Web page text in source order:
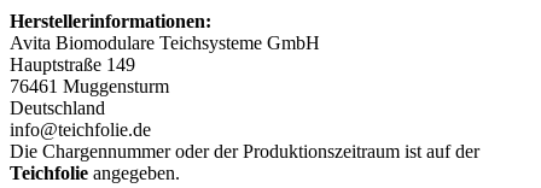
Herstellerinformationen:
Avita Biomodulare Teichsysteme GmbH
Hauptstraße 149
76461 Muggensturm
Deutschland
info@teichfolie.de
Die Chargennummer oder der Produktionszeitraum ist auf der
Teichfolie angegeben.